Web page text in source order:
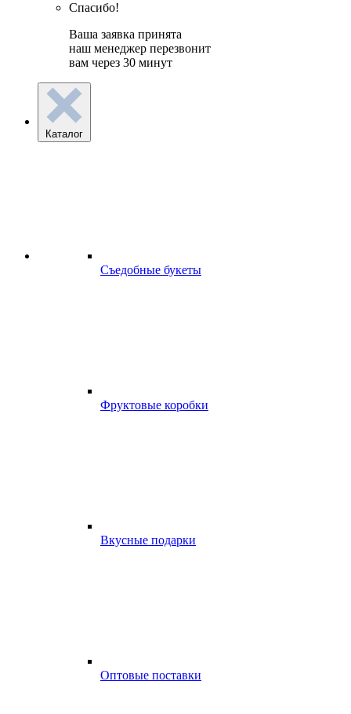
Спасибо!
Ваша заявка принята
наш менеджер перезвонит
вам через 30 минут
Каталог
Съедобные букеты
Фруктовые коробки
Вкусные подарки
Оптовые поставки